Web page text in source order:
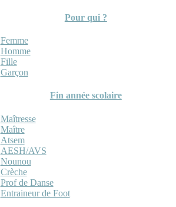
Pour qui ?
Femme
Homme
Fille
Garçon
Fin année scolaire
Maîtresse
Maître
Atsem
AESH/AVS
Nounou
Crèche
Prof de Danse
Entraineur de Foot